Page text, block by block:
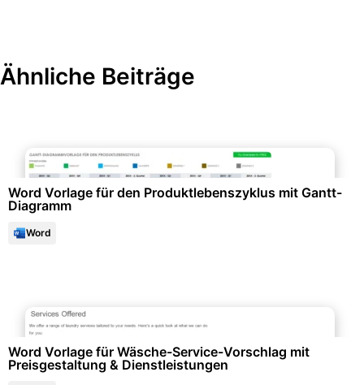
Ähnliche Beiträge
Word Vorlage für den Produktlebenszyklus mit Gantt-
Diagramm
Word
Word Vorlage für Wäsche-Service-Vorschlag mit
Preisgestaltung & Dienstleistungen